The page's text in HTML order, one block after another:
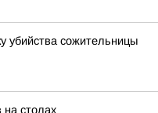
убийства сожительницы
на столах